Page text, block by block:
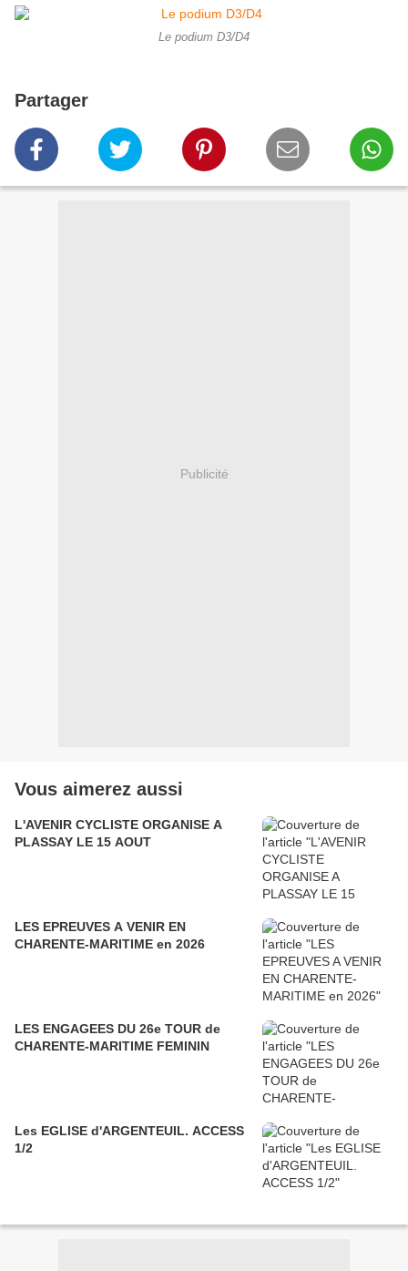
Le podium D3/D4
Partager
Publicité
Vous aimerez aussi
L'AVENIR CYCLISTE ORGANISE A
PLASSAY LE 15 AOUT
LES EPREUVES A VENIR EN
CHARENTE-MARITIME en 2026
LES ENGAGEES DU 26e TOUR de
CHARENTE-MARITIME FEMININ
Les EGLISE d'ARGENTEUIL. ACCESS
1/2